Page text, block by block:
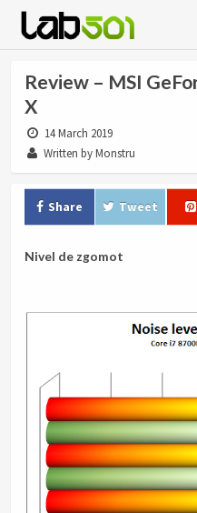
Review – MSI
X
14 March 2019
Written by Monstru
Share Tweet
Nivel de zgomot